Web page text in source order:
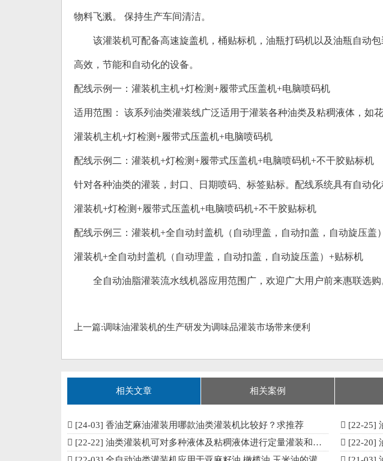
物料飞溅。 保持生产车间清洁。
该灌装机可配备高速旋盖机，桶贴标机，油瓶打码机以及油瓶自动包
高效，节能和自动化的设备。
配线示例一：灌装机主机+灯检测+履带式压盖机+电脑喷码机
适用范围： 该系列油类灌装线广泛适用于灌装各种油类及粘稠液体，如
灌装机主机+灯检测+履带式压盖机+电脑喷码机
配线示例二：灌装机+灯检测+履带式压盖机+电脑喷码机+不干胶贴标机
针对各种油类的灌装，封口、日期喷码、标签贴标。配线系统具有自动
灌装机+灯检测+履带式压盖机+电脑喷码机+不干胶贴标机
配线示例三：灌装机+全自动封盖机（自动理盖，自动扣盖，自动旋压盖
灌装机+全自动封盖机（自动理盖，自动扣盖，自动旋压盖）+贴标机
全自动油脂灌装流水线机器应用范围广，欢迎广大用户前来惠联选购
上一篇:调味油灌装机的生产研发为调味品灌装市场带来便利
相关文章 相关案例
[24-03] 香油芝麻油灌装用哪款油类灌装机比较好？求推荐 [22-25]
[22-22] 油类灌装机可对多种液体及粘稠液体进行定量灌装和封盖 [22-20]